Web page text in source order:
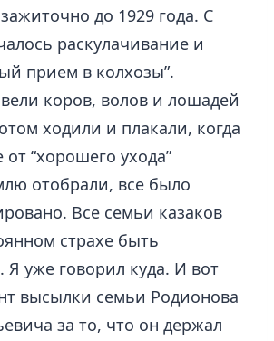
до 1929 года. С
раскулачивание и
прием в колхозы”.
коров, волов и лошадей
ходили и плакали, когда
“хорошего ухода”
отобрали, все было
Все семьи казаков
страхе быть
уже говорил куда. И вот
высылки семьи Родионова
за то, что он держал